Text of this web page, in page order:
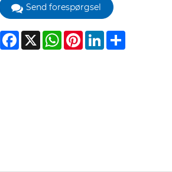
Send forespørgsel
Facebook
X WhatsApp
PinterestLinkedInShare